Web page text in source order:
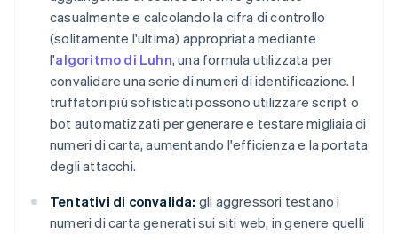
casualmente e calcolando la cifra di controllo
(solitamente l'ultima) appropriata mediante
l'algoritmo di Luhn, una formula utilizzata per
convalidare una serie di numeri di identificazione. I
truffatori più sofisticati possono utilizzare script o
bot automatizzati per generare e testare migliaia di
numeri di carta, aumentando l'efficienza e la portata
degli attacchi.
Tentativi di convalida: gli aggressori testano i
numeri di carta generati sui siti web, in genere quelli